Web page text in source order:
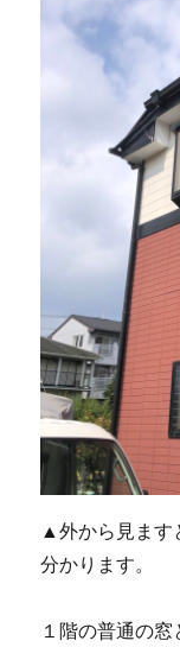
▲外から見ます
分かります。
１階の普通の窓